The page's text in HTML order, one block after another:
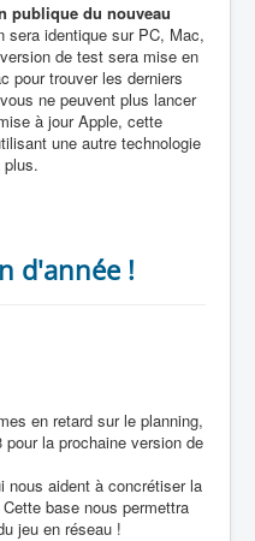
publique du nouveau
sera identique sur PC, Mac,
de test sera mise en
pour trouver les derniers
ne peuvent plus lancer
à jour Apple, cette
une autre technologie
plus.
d'année !
en retard sur le planning,
la prochaine version de
nous aident à concrétiser la
base nous permettra
jeu en réseau !